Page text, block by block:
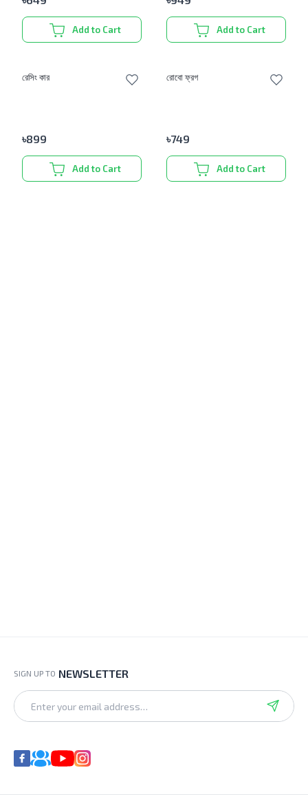
Add to Cart Add to Cart
রেসিং কার
৳899
Add to Cart
রোবো ফ্রগ
৳749
Add to Cart
SIGN UP TO NEWSLETTER